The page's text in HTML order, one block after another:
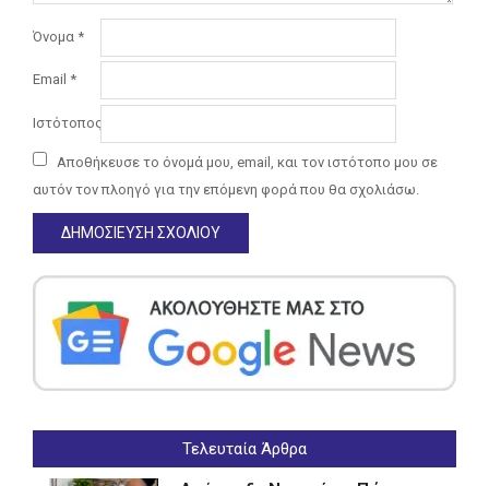
Όνομα *
Email *
Ιστότοπος
Αποθήκευσε το όνομά μου, email, και τον ιστότοπο μου σε
αυτόν τον πλοηγό για την επόμενη φορά που θα σχολιάσω.
Τελευταία Άρθρα